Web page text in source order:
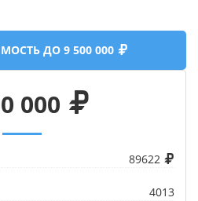
ДО 9 500 000
000
89622
4013